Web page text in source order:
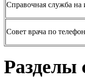
Справочная служба на
Совет врача по
Разделы